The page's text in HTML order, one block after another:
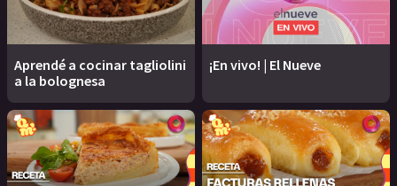
Aprendé a cocinar tagliolini
a la bolognesa
¡En vivo! | El Nueve